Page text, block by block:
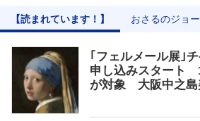
【読まれています！】 おさるのジョ
｢フェルメール展｣
申し込みスタート
が対象 大阪中之島